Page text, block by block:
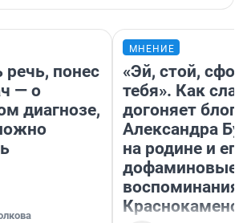
речь, понес
— о
диагнозе,
МНЕНИЕ
«Эй, стой,
тебя». Как
догоняет
Александра
на родине и его
дофаминовые
воспоминания